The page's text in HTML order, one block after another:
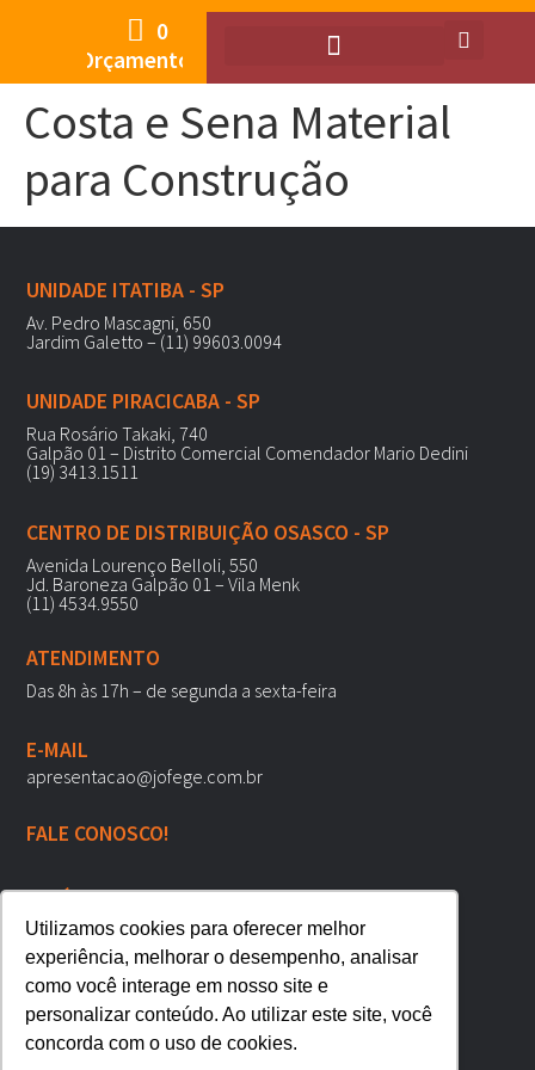
Utilizamos cookies para oferecer melhor
experiência, melhorar o desempenho, analisar
como você interage em nosso site e
personalizar conteúdo. Ao utilizar este site, você
concorda com o uso de cookies.
Orçamento
0
Costa e Sena Material
para Construção
UNIDADE ITATIBA - SP
Av. Pedro Mascagni, 650
Jardim Galetto – (11) 99603.0094
UNIDADE PIRACICABA - SP
Rua Rosário Takaki, 740
Galpão 01 – Distrito Comercial Comendador Mario Dedini
(19) 3413.1511
CENTRO DE DISTRIBUIÇÃO OSASCO - SP
Avenida Lourenço Belloli, 550
Jd. Baroneza Galpão 01 – Vila Menk
(11) 4534.9550
ATENDIMENTO
Das 8h às 17h – de segunda a sexta-feira
E-MAIL
apresentacao@jofege.com.br
FALE CONOSCO!
POLÍTICAS DE PRIVACIDADE
REDES SOCIAIS